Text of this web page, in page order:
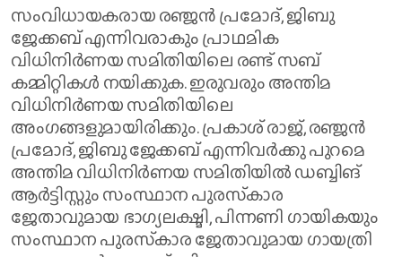
സംവിധായകരായ രഞ്ജന്‍ പ്രമോദ്, ജിബു
ജേക്കബ് എന്നിവരാകും പ്രാഥമിക
വിധിനിര്‍ണയ സമിതിയിലെ രണ്ട് സബ്
കമ്മിറ്റികള്‍ നയിക്കുക. ഇരുവരും അന്തിമ
വിധിനിര്‍ണയ സമിതിയിലെ
അംഗങ്ങളുമായിരിക്കും. പ്രകാശ് രാജ്, രഞ്ജന്‍
പ്രമോദ്, ജിബു ജേക്കബ് എന്നിവര്‍ക്കു പുറമെ
അന്തിമ വിധിനിര്‍ണയ സമിതിയില്‍ ഡബ്ബിങ്
ആര്‍ട്ടിസ്റ്റും സംസ്ഥാന പുരസ്‌കാര
ജേതാവുമായ ഭാഗ്യലക്ഷ്മി, പിന്നണി ഗായികയും
സംസ്ഥാന പുരസ്‌കാര ജേതാവുമായ ഗായത്രി